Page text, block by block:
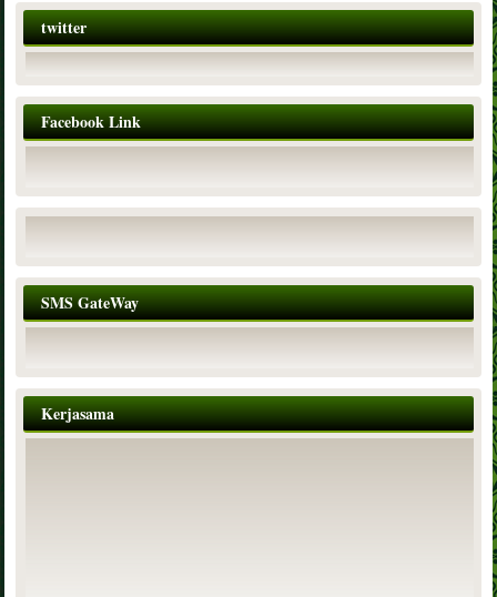
twitter
Facebook Link
SMS GateWay
Kerjasama